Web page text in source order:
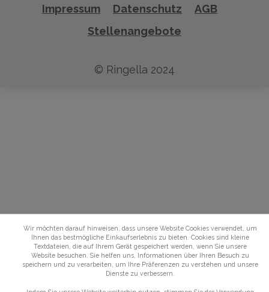
Impressum Datenschutz
AGB
Stellenangebote
© Ringella 2024
Wir möchten darauf hinweisen, dass unsere Website Cookies verwendet, um
Ihnen das bestmögliche Einkaufserlebnis zu bieten. Cookies sind kleine
Textdateien, die auf Ihrem Gerät gespeichert werden, wenn Sie unsere
Website besuchen. Sie helfen uns, Informationen über Ihren Besuch zu
speichern und zu verarbeiten, um Ihre Präferenzen zu verstehen und unsere
Dienste zu verbessern.